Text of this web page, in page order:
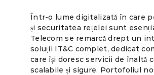
Într-o lume digitalizată în care
și securitatea rețelei sunt
Telecom se remarcă drept un
soluții IT&C complet, dedicat
care își doresc servicii de înaltă
scalabile și sigure. Portofoliul